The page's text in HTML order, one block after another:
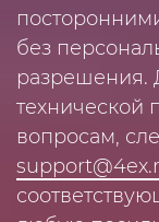
без
разрешения.
вопросам,